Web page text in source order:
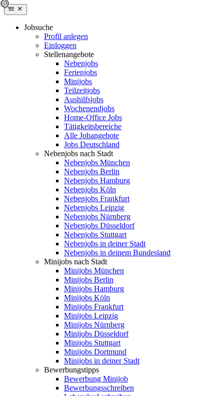
Jobsuche
Profil anlegen
Einloggen
Stellenangebote
Nebenjobs
Ferienjobs
Minijobs
Teilzeitjobs
Aushilfsjobs
Wochenendjobs
Home-Office Jobs
Tätigkeitsbereiche
Alle Jobangebote
Jobs Deutschland
Nebenjobs nach Stadt
Nebenjobs München
Nebenjobs Berlin
Nebenjobs Hamburg
Nebenjobs Köln
Nebenjobs Frankfurt
Nebenjobs Leipzig
Nebenjobs Nürnberg
Nebenjobs Düsseldorf
Nebenjobs Stuttgart
Nebenjobs in deiner Stadt
Nebenjobs in deinem Bundesland
Minijobs nach Stadt
Minijobs München
Minijobs Berlin
Minijobs Hamburg
Minijobs Köln
Minijobs Frankfurt
Minijobs Leipzig
Minijobs Nürnberg
Minijobs Düsseldorf
Minijobs Stuttgart
Minijobs Dortmund
Minijobs in deiner Stadt
Bewerbungstipps
Bewerbung Minijob
Bewerbungsschreiben